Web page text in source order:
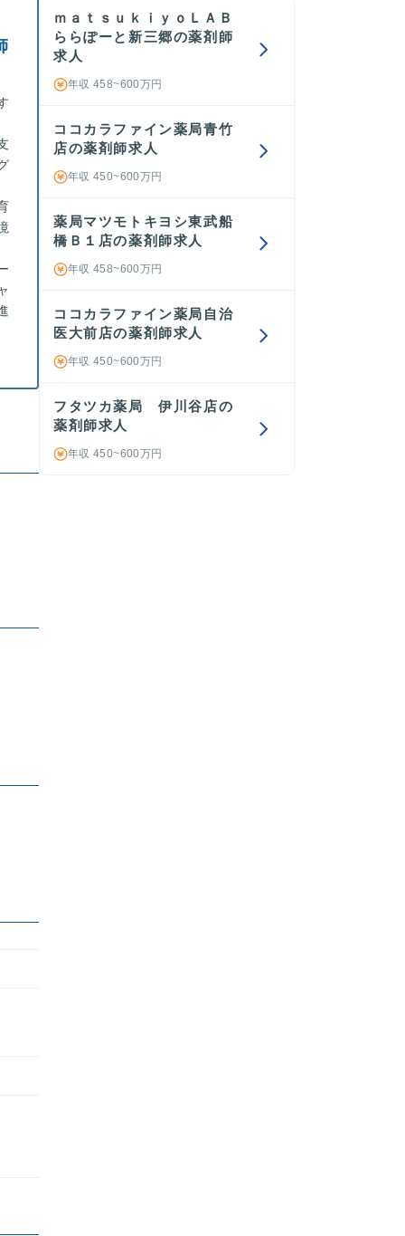
ｍａｔｓｕｋｉｙｏＬＡＢ
ららぽーと新三郷の薬剤師
求人
年収 458~600万円
ココカラファイン薬局青竹
店の薬剤師求人
年収 450~600万円
薬局マツモトキヨシ東武船
橋Ｂ１店の薬剤師求人
年収 458~600万円
ココカラファイン薬局自治
医大前店の薬剤師求人
年収 450~600万円
フタツカ薬局 伊川谷店の
薬剤師求人
年収 450~600万円